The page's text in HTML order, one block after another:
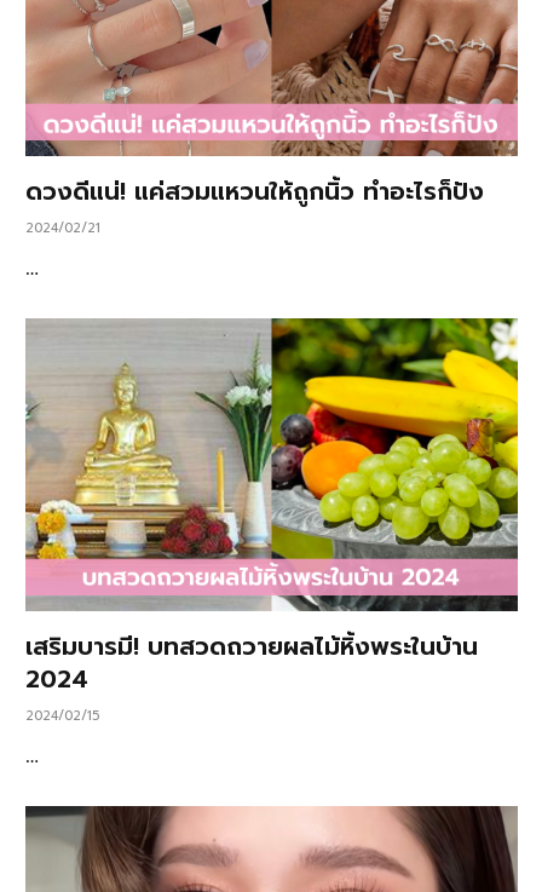
ดวงดีแน่! แค่สวมแหวนให้ถูกนิ้ว ทำอะไรก็ปัง
2024/02/21
…
เสริมบารมี! บทสวดถวายผลไม้หิ้งพระในบ้าน
2024
2024/02/15
…